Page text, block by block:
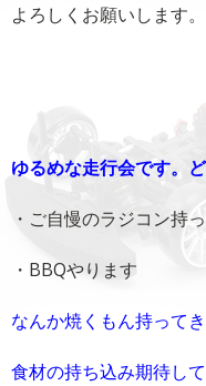
よろしくお願いします。
ゆるめな走行会です。
・ご自慢のラジコン持
・BBQやります
なんか焼くもん持ってき
食材の持ち込み期待し